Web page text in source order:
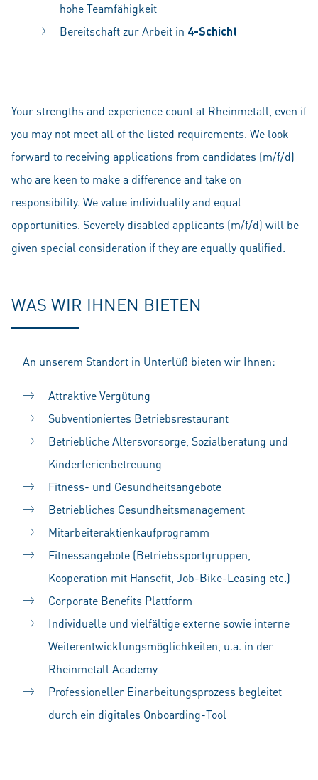
hohe Teamfähigkeit
Bereitschaft zur Arbeit in 4-Schicht
Your strengths and experience count at Rheinmetall, even if
you may not meet all of the listed requirements. We look
forward to receiving applications from candidates (m/f/d)
who are keen to make a difference and take on
responsibility. We value individuality and equal
opportunities. Severely disabled applicants (m/f/d) will be
given special consideration if they are equally qualified.
WAS WIR IHNEN BIETEN
An unserem Standort in Unterlüß bieten wir Ihnen:
Attraktive Vergütung
Subventioniertes Betriebsrestaurant
Betriebliche Altersvorsorge, Sozialberatung und
Kinderferienbetreuung
Fitness- und Gesundheitsangebote
Betriebliches Gesundheitsmanagement
Mitarbeiteraktienkaufprogramm
Fitnessangebote (Betriebssportgruppen,
Kooperation mit Hansefit, Job-Bike-Leasing etc.)
Corporate Benefits Plattform
Individuelle und vielfältige externe sowie interne
Weiterentwicklungsmöglichkeiten, u.a. in der
Rheinmetall Academy
Professioneller Einarbeitungsprozess begleitet
durch ein digitales Onboarding-Tool